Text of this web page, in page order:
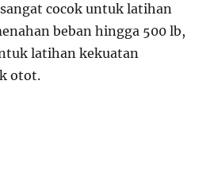
cocok untuk latihan
beban hingga 500 lb,
latihan kekuatan
otot.